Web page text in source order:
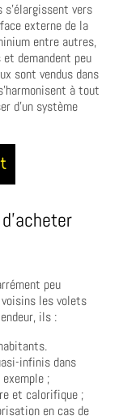
vers
externe de la
entre autres,
demandent peu
sont vendus dans
à tout
d’un système
peu
les volets
ils :
infinis dans
;
et calorifique ;
en cas de